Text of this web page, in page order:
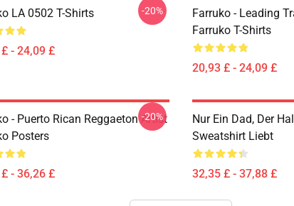
LA 0502 T-Shirts
- 24,09 £
-20%
Farruko - Leading
Farruko T-Shirts
20,93 £ - 24,09 £
- Puerto Rican Reggaeton Artist
Posters
- 36,26 £
-20%
Nur Ein Dad, Der
Sweatshirt Liebt
32,35 £ - 37,88 £